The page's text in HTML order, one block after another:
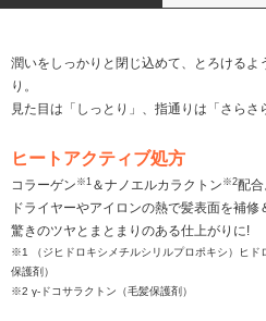
潤いをしっかりと閉じ込めて、とろける
り。
見た目は「しっとり」、指通りは「さらさ
ヒートアクティブ処方
コラーゲン ※1 ＆ナノエルカラクトン ※2配合
ドライヤーやアイロンの熱で髪表面を補修
驚きのツヤとまとまりのある仕上がりに!
※1 （ジヒドロキシメチルシリルプロポキシ）ヒド
保護剤）
※2 γ-ドコサラクトン（毛髪保護剤）